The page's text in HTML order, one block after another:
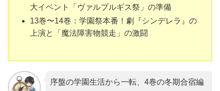
大イベント「ヴァルプルギス祭」の準備
13巻〜14巻：学園祭本番！劇『シンデレラ』の
上演と「魔法障害物競走」の激闘
序盤の学園生活から一転、4巻の冬期合宿編